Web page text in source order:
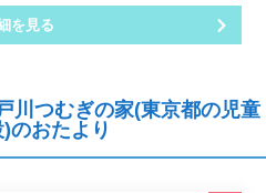
を見る
つむぎの家(東京都の児童
のおたより